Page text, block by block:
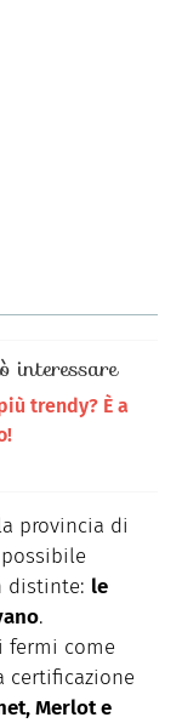
interessare
trendy? È a
provincia di
distinte: le
.
fermi come
certificazione
Merlot e